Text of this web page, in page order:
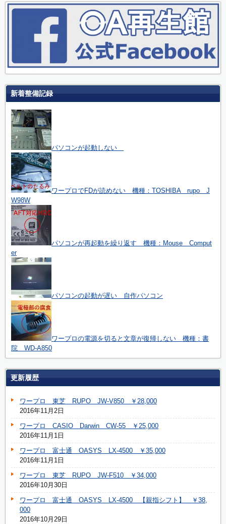
新着整備記録
パソコンが起動しない
ワープロでFDが読めない 機種：TOSHIBA rupo J
W98W
パソコンが再起動を繰り返す 機種：Mouse Comput
er
パソコンの起動が遅い 自作パソコン
ワープロの電源を切ると文章が復帰しない 機種：書
院 WD-A850
更新履歴
ワープロ 東芝 RUPO JW-V850 ￥28,000
2016年11月2日
ワープロ CASIO Darwin CW-55 ￥25,000
2016年11月1日
ワープロ 富士通 OASYS LX-4500 ￥35,000
2016年11月1日
ワープロ 東芝 RUPO JW-F510 ￥34,000
2016年10月30日
ワープロ 富士通 OASYS LX-4500 【親指シフト】 ￥38,
000
2016年10月29日